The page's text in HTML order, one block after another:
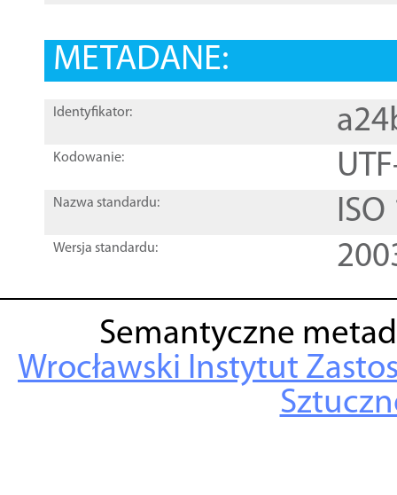
METADANE:
Identyfikator:
Kodowanie:
Nazwa standardu:
Wersja standardu:
Semantyczne
Wrocławski Instytut